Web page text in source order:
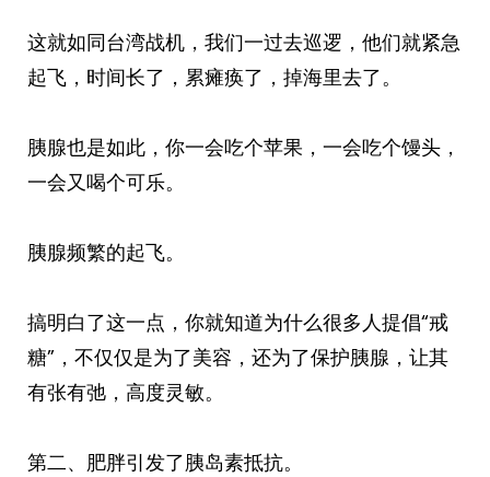
这就如同台湾战机，我们一过去巡逻，他们就紧急
起飞，时间长了，累瘫痪了，掉海里去了。
胰腺也是如此，你一会吃个苹果，一会吃个馒头，
一会又喝个可乐。
胰腺频繁的起飞。
搞明白了这一点，你就知道为什么很多人提倡“戒
糖”，不仅仅是为了美容，还为了保护胰腺，让其
有张有弛，高度灵敏。
第二、肥胖引发了胰岛素抵抗。